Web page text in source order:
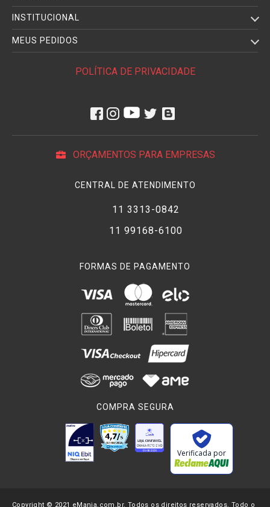
INSTITUCIONAL
MEUS PEDIDOS
POLÍTICA DE PRIVACIDADE
ORÇAMENTOS PARA EMPRESAS
CENTRAL DE ATENDIMENTO
11 3313-0842
11 99168-6100
FORMAS DE PAGAMENTO
COMPRA SEGURA
Verificada por
Copyright © 2021 eMania.com.br. Todos os direitos reservados. Todo o